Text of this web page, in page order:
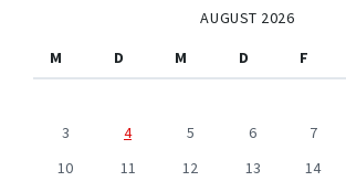
AUGUST 2026
M
D M D F
3
4 5 6 7
10
11 12 13 14